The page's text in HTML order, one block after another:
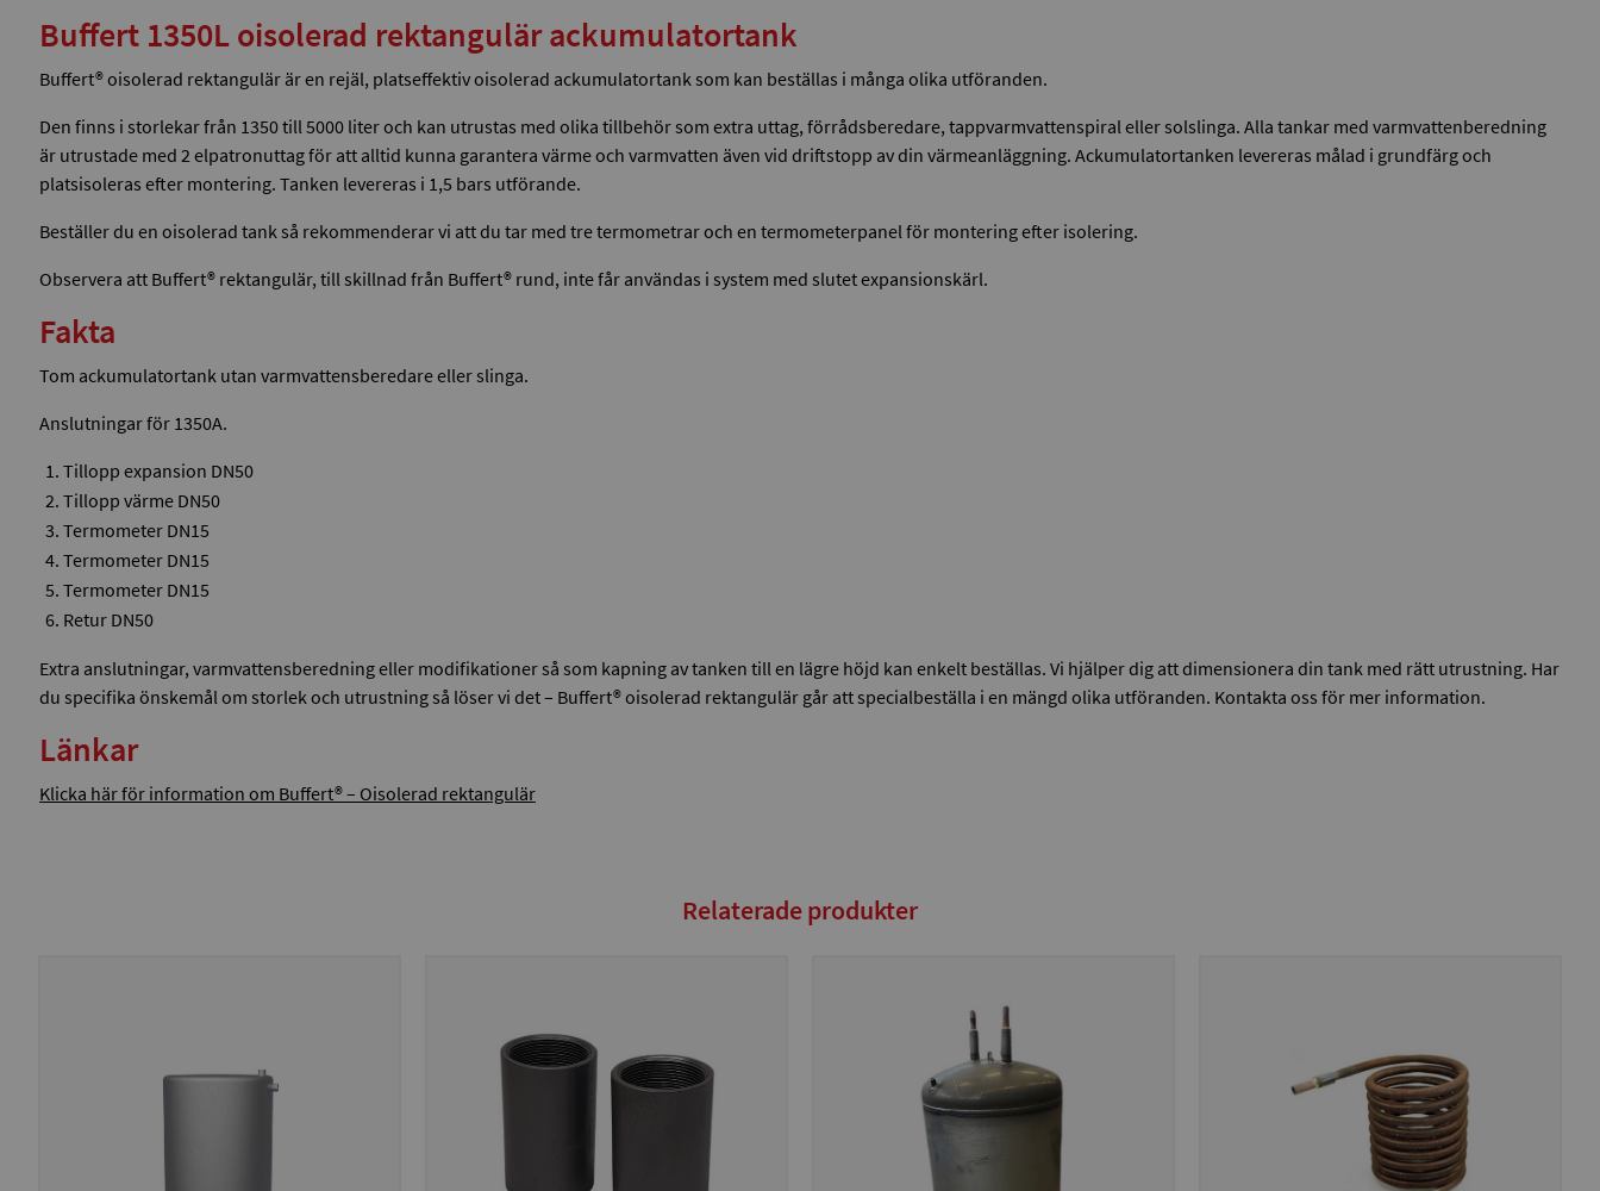
Buffert 1350L oisolerad rektangulär ackumulatortank
Buffert® oisolerad rektangulär är en rejäl, platseffektiv oisolerad ackumulatortank som kan beställas i många olika utföranden.
Den finns i storlekar från 1350 till 5000 liter och kan utrustas med olika tillbehör som extra uttag, förrådsberedare, tappvarmvattenspiral eller solslinga. Alla tankar med varmvattenberedning
är utrustade med 2 elpatronuttag för att alltid kunna garantera värme och varmvatten även vid driftstopp av din värmeanläggning. Ackumulatortanken levereras målad i grundfärg och
platsisoleras efter montering. Tanken levereras i 1,5 bars utförande.
Beställer du en oisolerad tank så rekommenderar vi att du tar med tre termometrar och en termometerpanel för montering efter isolering.
Observera att Buffert® rektangulär, till skillnad från Buffert® rund, inte får användas i system med slutet expansionskärl.
Fakta
Tom ackumulatortank utan varmvattensberedare eller slinga.
Anslutningar för 1350A.
Tillopp expansion DN50
Tillopp värme DN50
Termometer DN15
Termometer DN15
Termometer DN15
Retur DN50
Extra anslutningar, varmvattensberedning eller modifikationer så som kapning av tanken till en lägre höjd kan enkelt beställas. Vi hjälper dig att dimensionera din tank med rätt utrustning. Har
du specifika önskemål om storlek och utrustning så löser vi det – Buffert® oisolerad rektangulär går att specialbeställa i en mängd olika utföranden. Kontakta oss för mer information.
Länkar
Klicka här för information om Buffert® – Oisolerad rektangulär
Relaterade produkter